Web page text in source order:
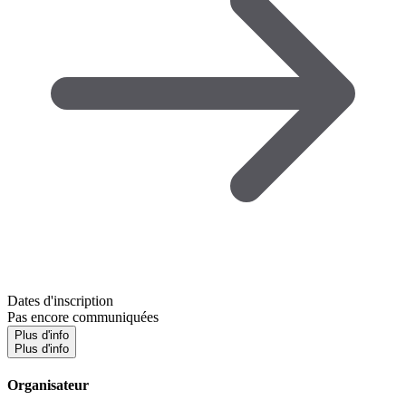
Dates d'inscription
Pas encore communiquées
Plus d'info
Plus d'info
Organisateur